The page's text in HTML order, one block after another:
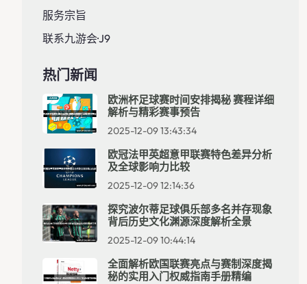
服务宗旨
联系九游会·J9
热门新闻
欧洲杯足球赛时间安排揭秘 赛程详细
解析与精彩赛事预告
2025-12-09 13:43:34
欧冠法甲英超意甲联赛特色差异分析
及全球影响力比较
2025-12-09 12:14:36
探究波尔蒂足球俱乐部多名并存现象
背后历史文化渊源深度解析全景
2025-12-09 10:44:14
全面解析欧国联赛亮点与赛制深度揭
秘的实用入门权威指南手册精编